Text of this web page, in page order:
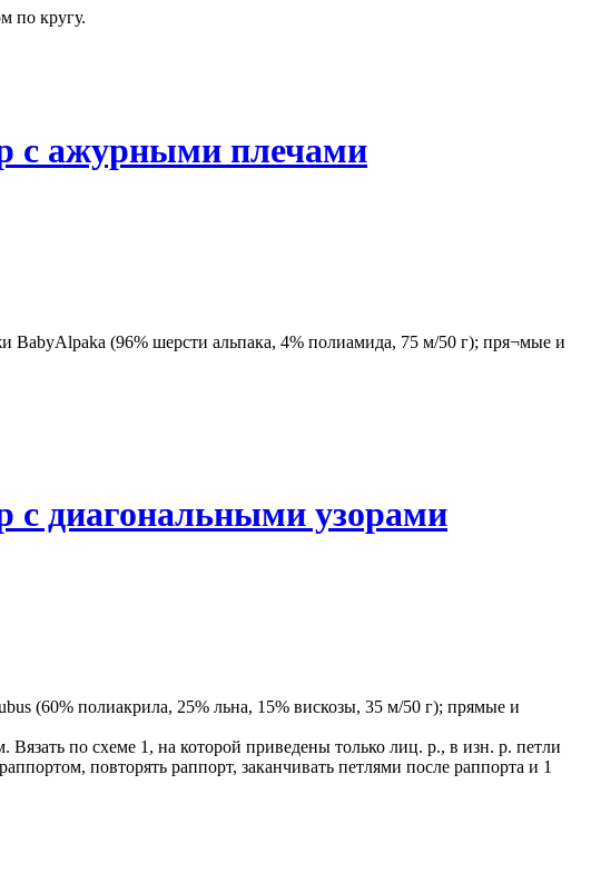
по кругу.
с ажурными плечами
BabyAlpaka (96% шерсти альпака, 4% полиамида, 75 м/50 г); пря¬мые и
с диагональными узорами
(60% полиакрила, 25% льна, 15% вискозы, 35 м/50 г); прямые и
по схеме 1, на которой приведены только лиц. р., в изн. р. петли
повторять раппорт, заканчивать петлями после раппорта и 1